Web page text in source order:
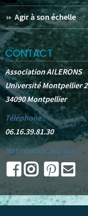
Agir à son échelle
CONTACT
Association AILERONS
Université Montpellier 2
34090 Montpellier
Téléphone :
06.16.39.81.30
Nos réseaux sociaux :